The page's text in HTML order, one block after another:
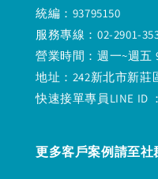
統編：93795150
服務專線：02-2901-
營業時間：週一~週五
地址：242新北市新莊
快速接單專員LINE ID
更多客戶案例請至社